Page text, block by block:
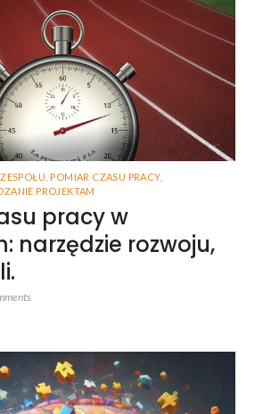
POMIAR CZASU PRACY,
PROJEKTAM
pracy w
narzędzie rozwoju,